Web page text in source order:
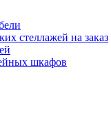
стеллажей на заказ
шкафов